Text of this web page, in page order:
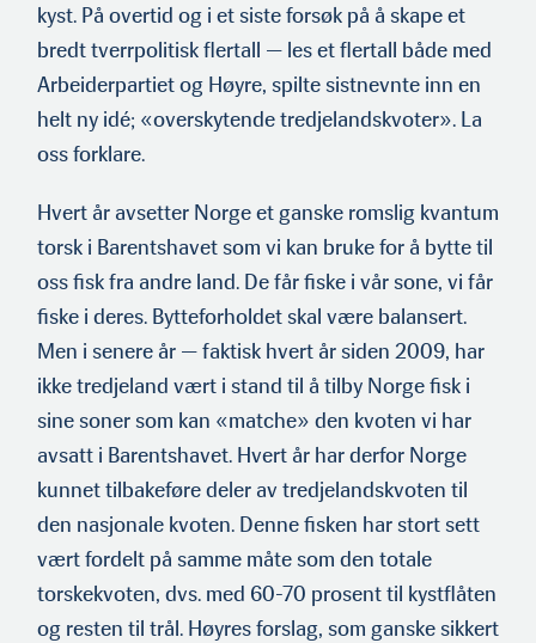
kyst. På overtid og i et siste forsøk på å skape et
bredt tverrpolitisk flertall — les et flertall både med
Arbeiderpartiet og Høyre, spilte sistnevnte inn en
helt ny idé; «overskytende tredjelandskvoter». La
oss forklare.
Hvert år avsetter Norge et ganske romslig kvantum
torsk i Barentshavet som vi kan bruke for å bytte til
oss fisk fra andre land. De får fiske i vår sone, vi får
fiske i deres. Bytteforholdet skal være balansert.
Men i senere år — faktisk hvert år siden 2009, har
ikke tredjeland vært i stand til å tilby Norge fisk i
sine soner som kan «matche» den kvoten vi har
avsatt i Barentshavet. Hvert år har derfor Norge
kunnet tilbakeføre deler av tredjelandskvoten til
den nasjonale kvoten. Denne fisken har stort sett
vært fordelt på samme måte som den totale
torskekvoten, dvs. med 60-70 prosent til kystflåten
og resten til trål. Høyres forslag, som ganske sikkert